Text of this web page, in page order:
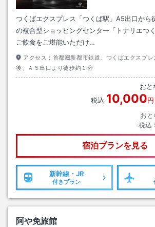
つくばエクスプレス「つくば駅」A5出口から
の複合型ショッピングセンター「トナリエつ
ご飲食をご堪能いただけ…
アクセス： 首都圏新都市鉄道、つくばエクスプ
後、Ａ５出口より徒歩約１分
おと
税込 10,000円
おと
税込
宿泊プランを見る
新幹線・JR
付きプラン
阿や免旅館